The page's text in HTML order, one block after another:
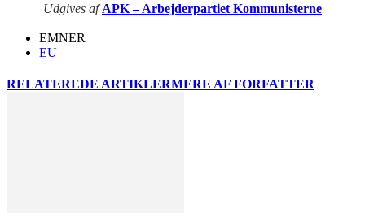
Udgives afAPK – Arbejderpartiet Kommunisterne
EMNER
EU
RELATEREDE ARTIKLERMERE AF FORFATTER